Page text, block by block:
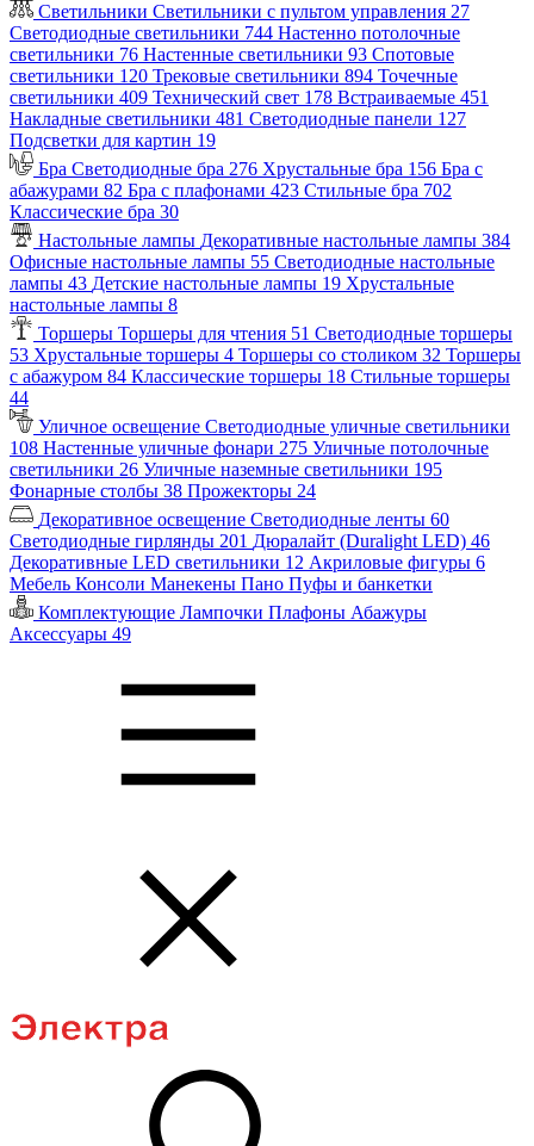
Светильники Светильники с пультом управления 27
Светодиодные светильники 744 Настенно потолочные
светильники 76 Настенные светильники 93 Спотовые
светильники 120 Трековые светильники 894 Точечные
светильники 409 Технический свет 178 Встраиваемые 451
Накладные светильники 481 Светодиодные панели 127
Подсветки для картин 19
Бра Светодиодные бра 276 Хрустальные бра 156 Бра с
абажурами 82 Бра с плафонами 423 Стильные бра 702
Классические бра 30
Настольные лампы Декоративные настольные лампы 384
Офисные настольные лампы 55 Светодиодные настольные
лампы 43 Детские настольные лампы 19 Хрустальные
настольные лампы 8
Торшеры Торшеры для чтения 51 Светодиодные торшеры
53 Хрустальные торшеры 4 Торшеры со столиком 32 Торшеры
с абажуром 84 Классические торшеры 18 Стильные торшеры
44
Уличное освещение Светодиодные уличные светильники
108 Настенные уличные фонари 275 Уличные потолочные
светильники 26 Уличные наземные светильники 195
Фонарные столбы 38 Прожекторы 24
Декоративное освещение Светодиодные ленты 60
Светодиодные гирлянды 201 Дюралайт (Duralight LED) 46
Декоративные LED светильники 12 Акриловые фигуры 6
Мебель Консоли Манекены Пано Пуфы и банкетки
Комплектующие Лампочки Плафоны Абажуры
Аксессуары 49